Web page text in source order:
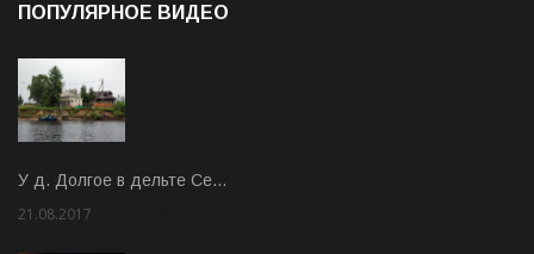
ПОПУЛЯРНОЕ ВИДЕО
У д. Долгое в дельте Се…
21.08.2017